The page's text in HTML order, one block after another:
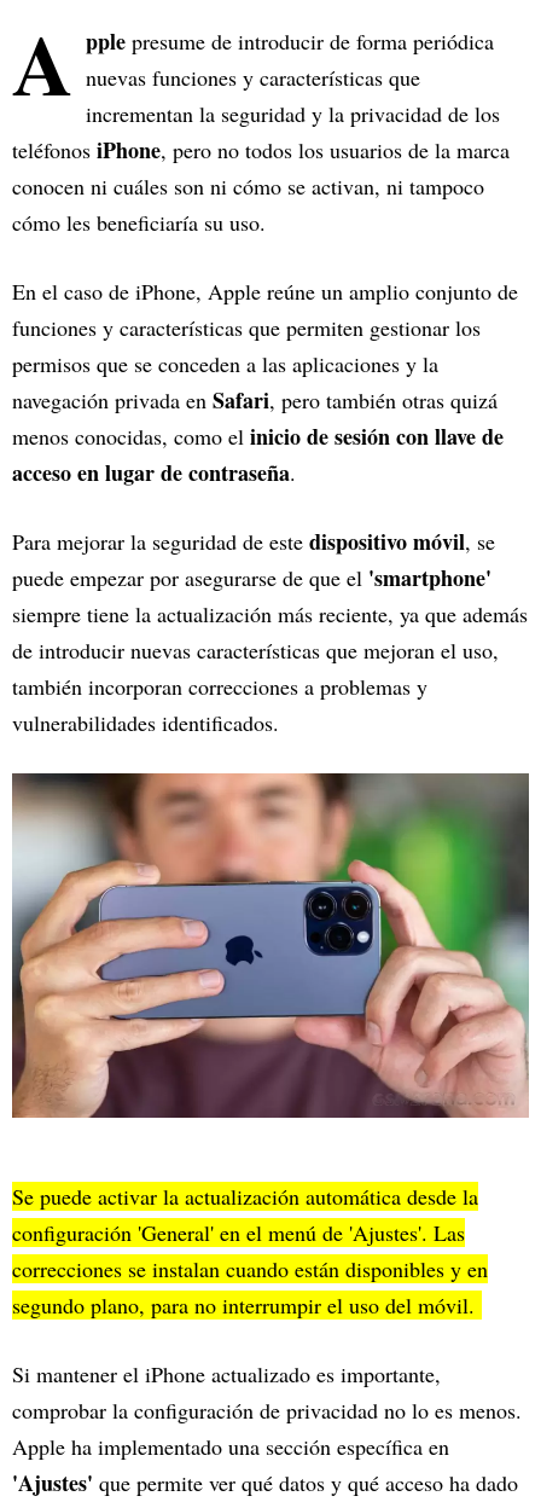
A pple presume de introducir de forma periódica
nuevas funciones y características que
incrementan la seguridad y la privacidad de los
teléfonos iPhone, pero no todos los usuarios de la marca
conocen ni cuáles son ni cómo se activan, ni tampoco
cómo les beneficiaría su uso.
En el caso de iPhone, Apple reúne un amplio conjunto de
funciones y características que permiten gestionar los
permisos que se conceden a las aplicaciones y la
navegación privada en Safari, pero también otras quizá
menos conocidas, como el inicio de sesión con llave de
acceso en lugar de contraseña.
Para mejorar la seguridad de este dispositivo móvil, se
puede empezar por asegurarse de que el 'smartphone'
siempre tiene la actualización más reciente, ya que además
de introducir nuevas características que mejoran el uso,
también incorporan correcciones a problemas y
vulnerabilidades identificados.
Se puede activar la actualización automática desde la
configuración 'General' en el menú de 'Ajustes'. Las
correcciones se instalan cuando están disponibles y en
segundo plano, para no interrumpir el uso del móvil.
Si mantener el iPhone actualizado es importante,
comprobar la configuración de privacidad no lo es menos.
Apple ha implementado una sección específica en
'Ajustes' que permite ver qué datos y qué acceso ha dado